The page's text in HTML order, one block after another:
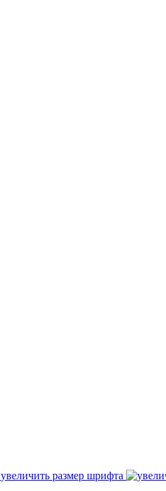
увеличить размер шрифта